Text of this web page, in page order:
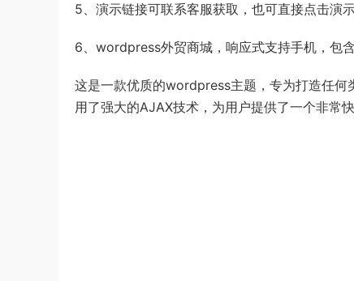
5、演示链接可联系客服获取，也可直接点击演
6、wordpress外贸商城，响应式支持手机，包
这是一款优质的wordpress主题​，专为打造任
用了强大的AJAX技术​，为用户提供了一个非常